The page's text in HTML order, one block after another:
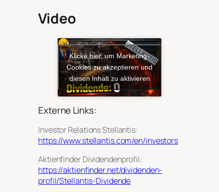
Video
Klicke hier, um Marketing-
Cookies zu akzeptieren und
diesen Inhalt zu aktivieren
Externe Links:
Investor Relations Stellantis:
https://www.stellantis.com/en/investors
Aktienfinder Dividendenprofil:
https://aktienfinder.net/dividenden-
profil/Stellantis-Dividende